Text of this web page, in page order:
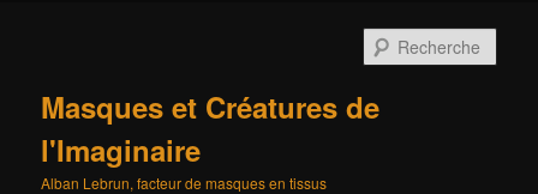
Masques et Créatures de
l'Imaginaire
Alban Lebrun, facteur de masques en tissus